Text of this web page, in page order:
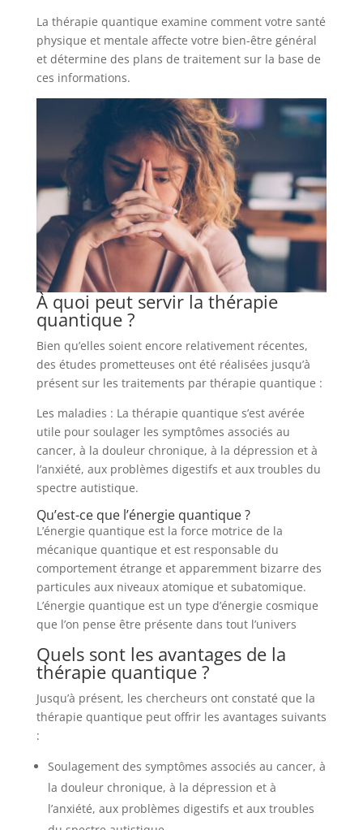
La thérapie quantique examine comment votre santé
physique et mentale affecte votre bien-être général
et détermine des plans de traitement sur la base de
ces informations.
À quoi peut servir la thérapie
quantique ?
Bien qu’elles soient encore relativement récentes,
des études prometteuses ont été réalisées jusqu’à
présent sur les traitements par thérapie quantique :
Les maladies : La thérapie quantique s’est avérée
utile pour soulager les symptômes associés au
cancer, à la douleur chronique, à la dépression et à
l’anxiété, aux problèmes digestifs et aux troubles du
spectre autistique.
Qu’est-ce que l’énergie quantique ?
L’énergie quantique est la force motrice de la
mécanique quantique et est responsable du
comportement étrange et apparemment bizarre des
particules aux niveaux atomique et subatomique.
L’énergie quantique est un type d’énergie cosmique
que l’on pense être présente dans tout l’univers
Quels sont les avantages de la
thérapie quantique ?
Jusqu’à présent, les chercheurs ont constaté que la
thérapie quantique peut offrir les avantages suivants
:
Soulagement des symptômes associés au cancer, à
la douleur chronique, à la dépression et à
l’anxiété, aux problèmes digestifs et aux troubles